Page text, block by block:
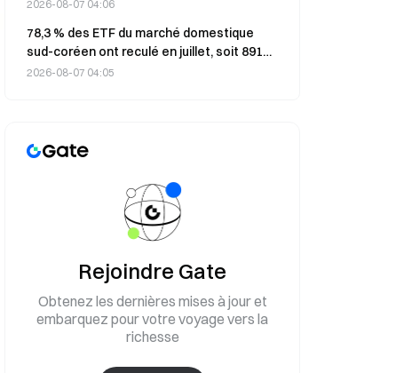
2026-08-07 04:06
78,3 % des ETF du marché domestique
sud-coréen ont reculé en juillet, soit 891
produits.
2026-08-07 04:05
Rejoindre Gate
Obtenez les dernières mises à jour et
embarquez pour votre voyage vers la
richesse